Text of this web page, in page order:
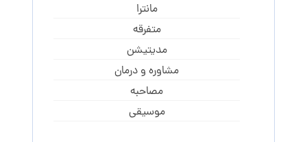
مانترا
متفرقه
مدیتیشن
مشاوره و درمان
مصاحبه
موسیقی